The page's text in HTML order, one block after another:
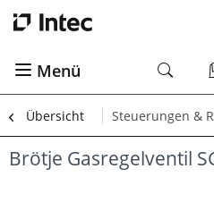
Menü
Übersicht Steuerungen &
Brötje Gasregelventil